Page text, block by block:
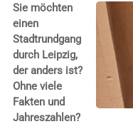
Sie möchten
einen
Stadtrundgang
durch Leipzig,
der anders ist?
Ohne viele
Fakten und
Jahreszahlen?